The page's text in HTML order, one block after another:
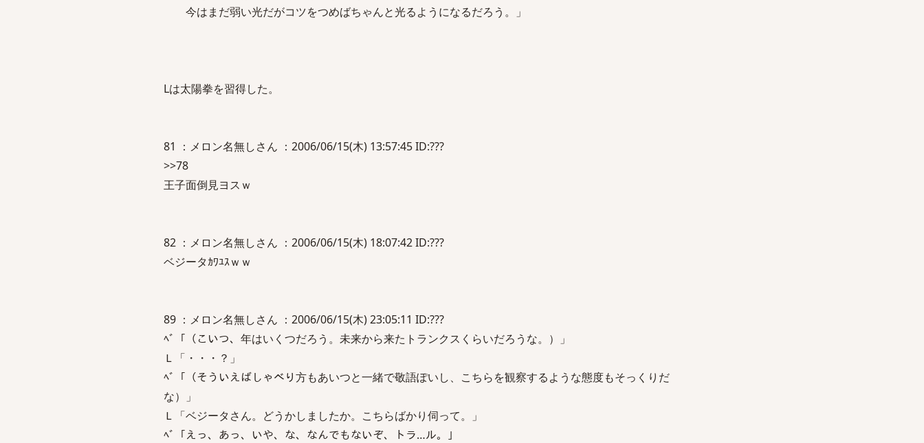
今はまだ弱い光だがコツをつめばちゃんと光るようになるだろう。」
Lは太陽拳を習得した。
81 ：メロン名無しさん ：2006/06/15(木) 13:57:45 ID:???
>>78
王子面倒見ヨスｗ
82 ：メロン名無しさん ：2006/06/15(木) 18:07:42 ID:???
ベジータｶﾜﾕｽｗｗ
89 ：メロン名無しさん ：2006/06/15(木) 23:05:11 ID:???
ﾍﾞ「（こいつ、年はいくつだろう。未来から来たトランクスくらいだろうな。）」
Ｌ「・・・？」
ﾍﾞ「（そういえばしゃべり方もあいつと一緒で敬語ぽいし、こちらを観察するような態度もそっくりだ
な）」
Ｌ「ベジータさん。どうかしましたか。こちらばかり伺って。」
ﾍﾞ「えっ、あっ、いや、な、なんでもないぞ、トラ…ル。」